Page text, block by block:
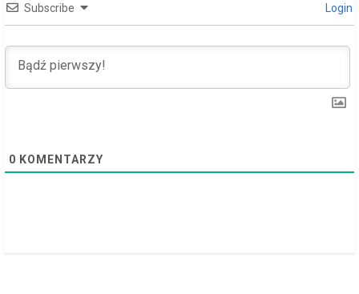
i
n
g
Subscribe Login
0 KOMENTARZY